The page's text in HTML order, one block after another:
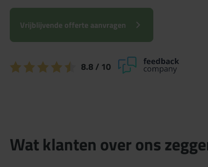
Vrijblijvende offerte aanvragen
8.8/ 10
Wat klanten over ons